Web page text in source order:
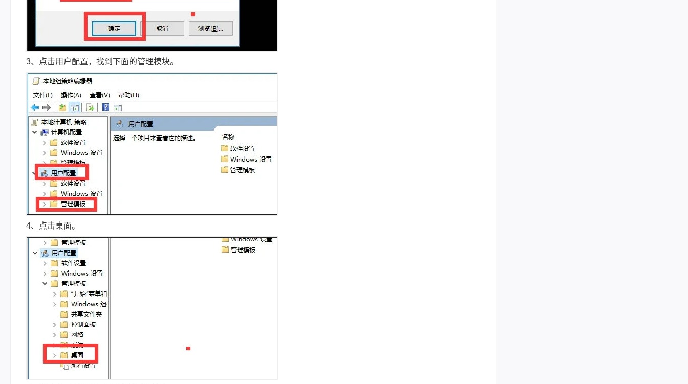
3、点击用户配置，找到下面的管理模块。
4、点击桌面。